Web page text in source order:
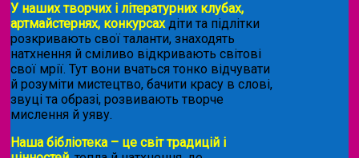
У наших творчих і літературних клубах,
артмайстернях, конкурсахдіти та підлітки
розкривають свої таланти, знаходять
натхнення й сміливо відкривають світові
свої мрії. Тут вони вчаться тонко відчувати
й розуміти мистецтво, бачити красу в слові,
звуці та образі, розвивають творче
мислення й уяву.
Наша бібліотека – це світ традицій і